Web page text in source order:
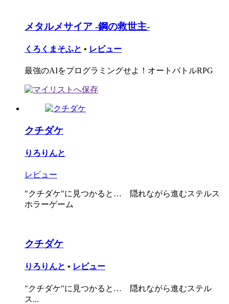
メタルメサイア -鋼の救世主-
くろくまそふと • レビュー
最強のAIをプログラミングせよ！オートバトルRPG
クチダケ
りろりんと
レビュー
"クチダケ"に見つかると… 隠れながら進むステルス
ホラーゲーム
クチダケ
りろりんと • レビュー
"クチダケ"に見つかると… 隠れながら進むステル
ス...